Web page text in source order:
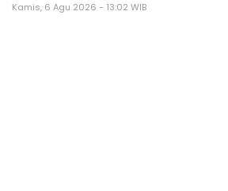
Kamis, 6 Agu 2026 - 13:02 WIB